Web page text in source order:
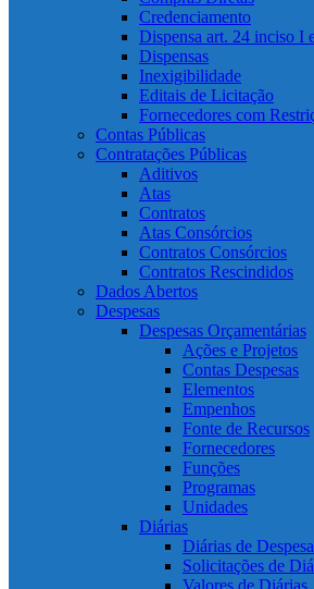
Credenciamento
Dispensa art. 24 inciso I
Dispensas
Inexigibilidade
Editais de Licitação
Fornecedores com
Contas Públicas
Contratações Públicas
Aditivos
Atas
Contratos
Atas Consórcios
Contratos Consórcios
Contratos Rescindidos
Dados Abertos
Despesas
Despesas Orçamentárias
Ações e Projetos
Contas Despesas
Elementos
Empenhos
Fonte de Recursos
Fornecedores
Funções
Programas
Unidades
Diárias
Diárias de
Solicitações de